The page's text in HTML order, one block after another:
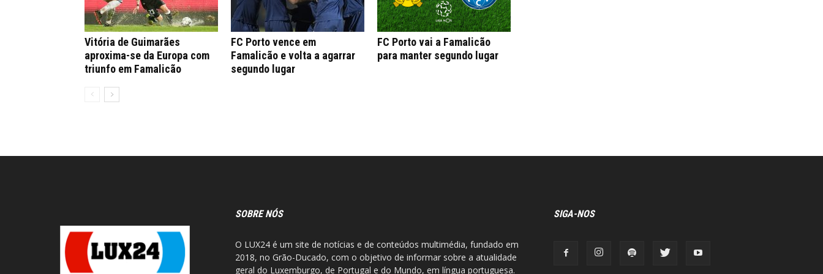
Vitória de Guimarães
aproxima-se da Europa com
triunfo em Famalicão
FC Porto vence em
Famalicão e volta a agarrar
segundo lugar
FC Porto vai a Famalicão
para manter segundo lugar
SOBRE NÓS
O LUX24 é um site de notícias e de conteúdos multimédia, fundado em
2018, no Grão-Ducado, com o objetivo de informar sobre a atualidade
geral do Luxemburgo, de Portugal e do Mundo, em língua portuguesa.
SIGA-NOS